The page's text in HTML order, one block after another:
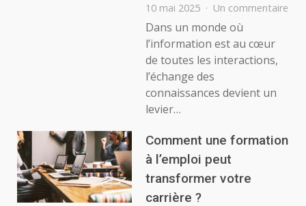
10 mai 2025 Un commentaire
Dans un monde où
l’information est au cœur
de toutes les interactions,
l’échange des
connaissances devient un
levier…
Comment une formation
à l’emploi peut
transformer votre
carrière ?